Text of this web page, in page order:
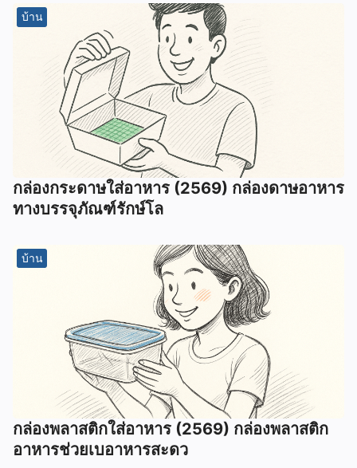
บ้าน
กล่องกระดาษใส่อาหาร (2569) กล่องดาษอาหาร
ทางบรรจุภัณฑ์รักษ์โล
บ้าน
กล่องพลาสติกใส่อาหาร (2569) กล่องพลาสติก
อาหารช่วยเบอาหารสะดว